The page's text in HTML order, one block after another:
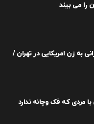
را می بیند
به زن امریکایی در تهران /
با مردی که فک وچانه ندارد